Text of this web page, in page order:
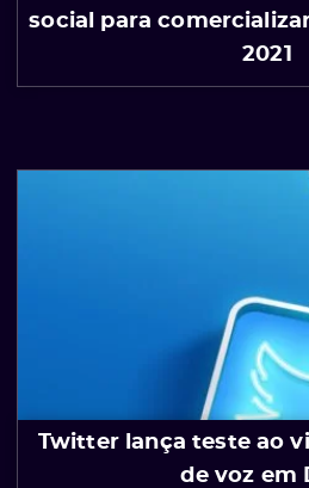
social para
2021
Twitter lança teste ao
de voz em